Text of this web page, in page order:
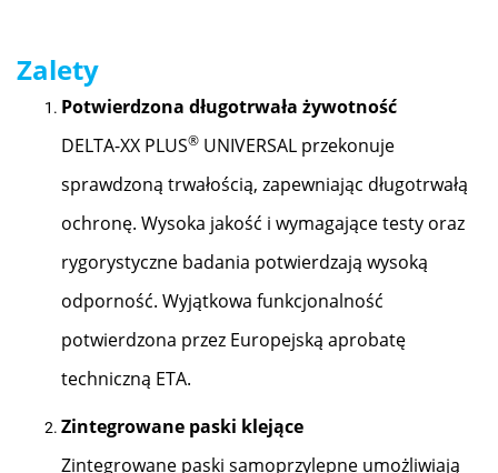
Zalety
Potwierdzona długotrwała żywotność
DELTA-XX PLUS® UNIVERSAL przekonuje
sprawdzoną trwałością, zapewniając długotrwałą
ochronę. Wysoka jakość i wymagające testy oraz
rygorystyczne badania potwierdzają wysoką
odporność. Wyjątkowa funkcjonalność
potwierdzona przez Europejską aprobatę
techniczną ETA.
Zintegrowane paski klejące
Zintegrowane paski samoprzylepne umożliwiają